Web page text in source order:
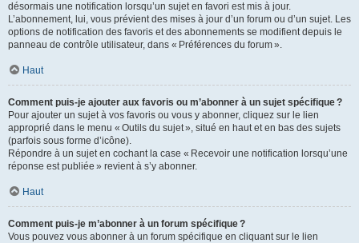
désormais une notification lorsqu’un sujet en favori est mis à jour.
L’abonnement, lui, vous prévient des mises à jour d’un forum ou d’un sujet. Les
options de notification des favoris et des abonnements se modifient depuis le
panneau de contrôle utilisateur, dans « Préférences du forum ».
Haut
Comment puis-je ajouter aux favoris ou m’abonner à un sujet spécifique ?
Pour ajouter un sujet à vos favoris ou vous y abonner, cliquez sur le lien
approprié dans le menu « Outils du sujet », situé en haut et en bas des sujets
(parfois sous forme d’icône).
Répondre à un sujet en cochant la case « Recevoir une notification lorsqu’une
réponse est publiée » revient à s’y abonner.
Haut
Comment puis-je m’abonner à un forum spécifique ?
Vous pouvez vous abonner à un forum spécifique en cliquant sur le lien